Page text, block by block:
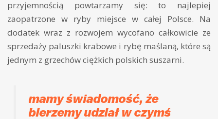
przyjemnością powtarzamy się: to najlepiej
zaopatrzone w ryby miejsce w całej Polsce. Na
dodatek wraz z rozwojem wycofano całkowicie ze
sprzedaży paluszki krabowe i rybę maślaną, które są
jednym z grzechów ciężkich polskich suszarni.
mamy świadomość, że
bierzemy udział w czymś